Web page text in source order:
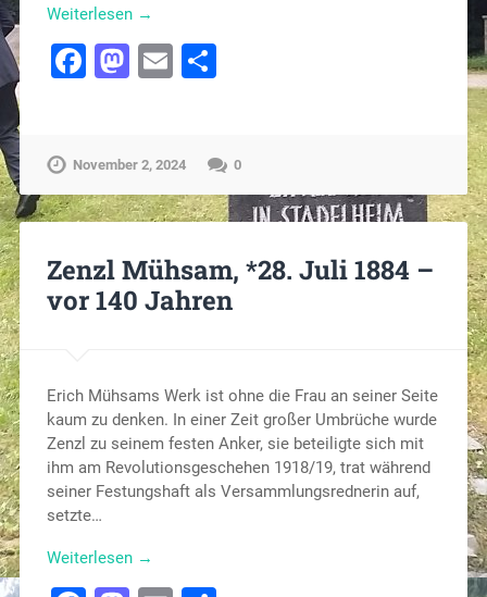
Weiterlesen →
Facebook
Mastodon
EmailTeilen
November 2, 2024 0
Zenzl Mühsam, *28. Juli 1884 –
vor 140 Jahren
Erich Mühsams Werk ist ohne die Frau an seiner Seite
kaum zu denken. In einer Zeit großer Umbrüche wurde
Zenzl zu seinem festen Anker, sie beteiligte sich mit
ihm am Revolutionsgeschehen 1918/19, trat während
seiner Festungshaft als Versammlungsrednerin auf,
setzte…
Weiterlesen →